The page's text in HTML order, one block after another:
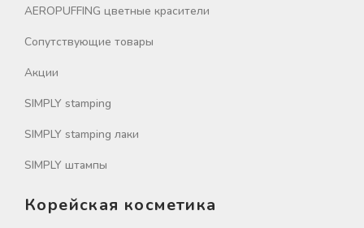
AEROPUFFING цветные красители
Сопутствующие товары
Акции
SIMPLY stamping
SIMPLY stamping лаки
SIMPLY штампы
Корейская косметика